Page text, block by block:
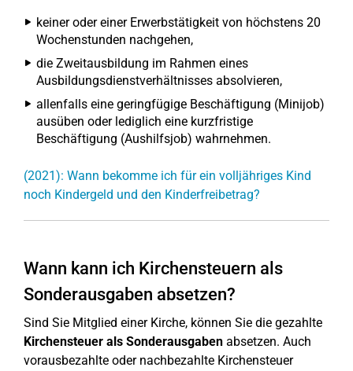
keiner oder einer Erwerbstätigkeit von höchstens 20
Wochenstunden nachgehen,
die Zweitausbildung im Rahmen eines
Ausbildungsdienstverhältnisses absolvieren,
allenfalls eine geringfügige Beschäftigung (Minijob)
ausüben oder lediglich eine kurzfristige
Beschäftigung (Aushilfsjob) wahrnehmen.
(2021): Wann bekomme ich für ein volljähriges Kind
noch Kindergeld und den Kinderfreibetrag?
Wann kann ich Kirchensteuern als
Sonderausgaben absetzen?
Sind Sie Mitglied einer Kirche, können Sie die gezahlte
Kirchensteuer als Sonderausgaben absetzen. Auch
vorausbezahlte oder nachbezahlte Kirchensteuer